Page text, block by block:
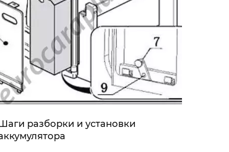
разборки и установки